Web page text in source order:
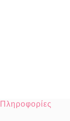
Πληροφορίες